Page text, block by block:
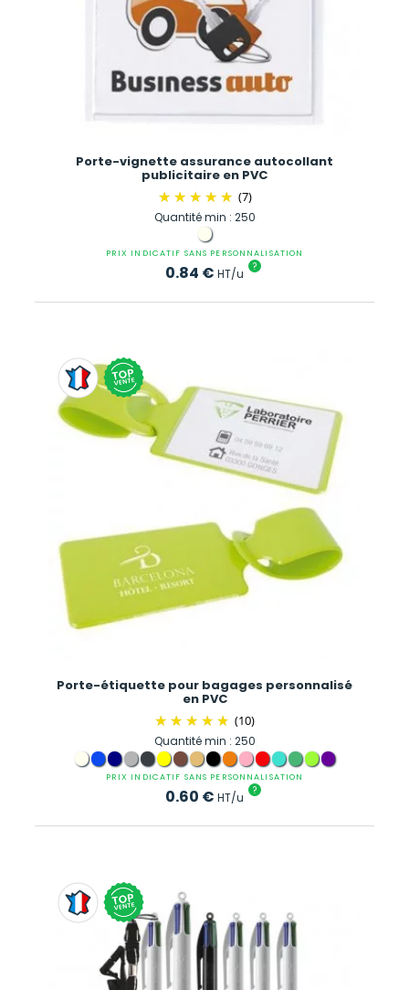
Porte-vignette assurance autocollant
publicitaire en PVC
(7)
Quantité min : 250
PRIX INDICATIF SANS PERSONNALISATION
0.84 € HT/u ?
Porte-étiquette pour bagages personnalisé
en PVC
(10)
Quantité min : 250
PRIX INDICATIF SANS PERSONNALISATION
0.60 € HT/u ?